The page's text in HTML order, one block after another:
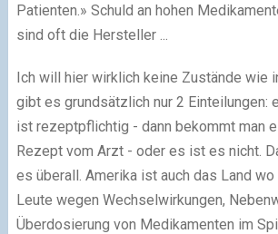
Patienten.» Schuld an hohen
sind oft die Hersteller ...
Ich will hier wirklich keine Zustände wie
gibt es grundsätzlich nur 2 Einteilungen:
ist rezeptpflichtig - dann bekommt man
Rezept vom Arzt - oder es ist es nicht.
es überall. Amerika ist auch das Land
Leute wegen Wechselwirkungen,
Überdosierung von Medikamenten im